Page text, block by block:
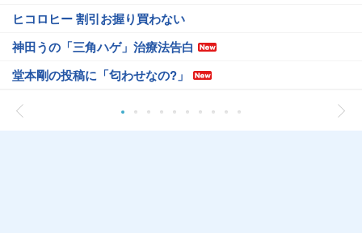
ヒコロヒー 割引お握り買わない
神田うの「三角ハゲ」治療法告白
堂本剛の投稿に「匂わせなの?」